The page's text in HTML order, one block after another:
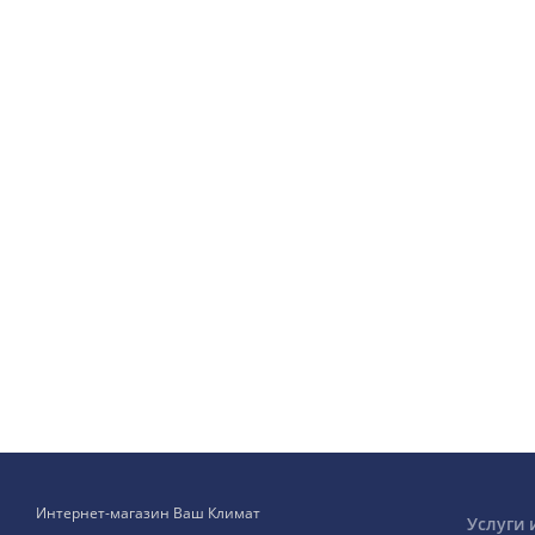
Интернет-магазин Ваш Климат Услуги